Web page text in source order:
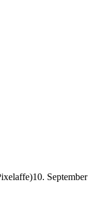
10. September